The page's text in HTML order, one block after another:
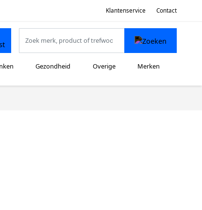
Klantenservice Contact
Gezondheid Overige Merken